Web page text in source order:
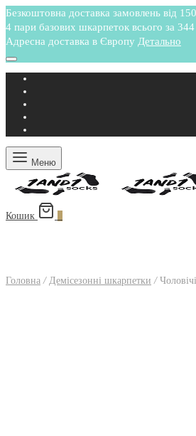
Безкоштовна доставка замовлень від
4 пари базових шкарпеток всього за
Адресна доставка в Європу Детально
Меню
Кошик
Головна / Демісезонні шкарпетки /